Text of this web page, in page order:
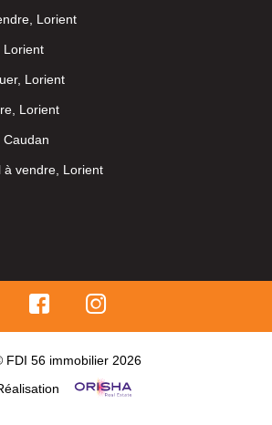
Lorient
Lorient
Lorient
Lorient
Caudan
à vendre, Lorient
FDI 56 immobilier 2026